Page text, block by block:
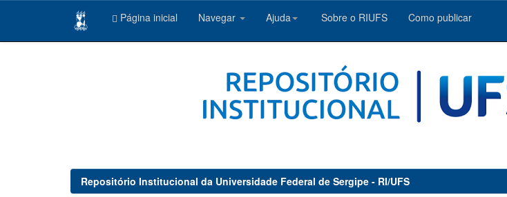
Página inicial Navegar Ajuda Sobre o RIUFS Como publicar
Repositório Institucional da Universidade Federal de Sergipe - RI/UFS